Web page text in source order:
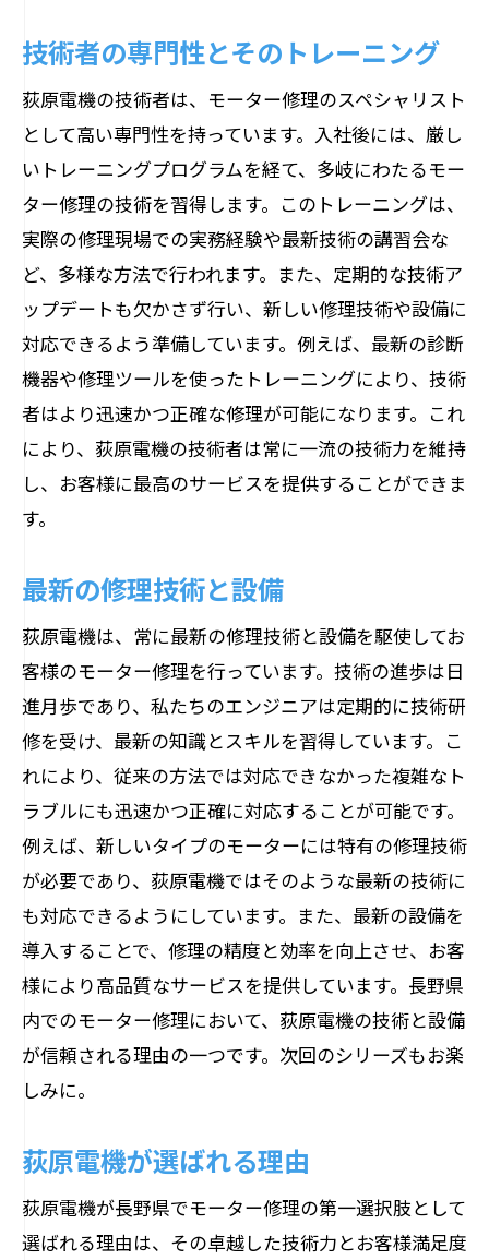
技術者の専門性とそのトレーニング
荻原電機の技術者は、モーター修理のスペシャリスト
として高い専門性を持っています。入社後には、厳し
いトレーニングプログラムを経て、多岐にわたるモー
ター修理の技術を習得します。このトレーニングは、
実際の修理現場での実務経験や最新技術の講習会な
ど、多様な方法で行われます。また、定期的な技術ア
ップデートも欠かさず行い、新しい修理技術や設備に
対応できるよう準備しています。例えば、最新の診断
機器や修理ツールを使ったトレーニングにより、技術
者はより迅速かつ正確な修理が可能になります。これ
により、荻原電機の技術者は常に一流の技術力を維持
し、お客様に最高のサービスを提供することができま
す。
最新の修理技術と設備
荻原電機は、常に最新の修理技術と設備を駆使してお
客様のモーター修理を行っています。技術の進歩は日
進月歩であり、私たちのエンジニアは定期的に技術研
修を受け、最新の知識とスキルを習得しています。こ
れにより、従来の方法では対応できなかった複雑なト
ラブルにも迅速かつ正確に対応することが可能です。
例えば、新しいタイプのモーターには特有の修理技術
が必要であり、荻原電機ではそのような最新の技術に
も対応できるようにしています。また、最新の設備を
導入することで、修理の精度と効率を向上させ、お客
様により高品質なサービスを提供しています。長野県
内でのモーター修理において、荻原電機の技術と設備
が信頼される理由の一つです。次回のシリーズもお楽
しみに。
荻原電機が選ばれる理由
荻原電機が長野県でモーター修理の第一選択肢として
選ばれる理由は、その卓越した技術力とお客様満足度